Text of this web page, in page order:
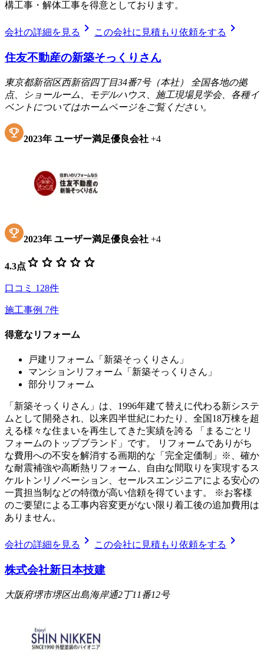
構工事・解体工事を得意としております。
会社の詳細を見る chevron_right この会社に見積もり依頼をする chevron_right
住友不動産の新築そっくりさん
東京都新宿区西新宿四丁目34番7号（本社） 全国各地の拠
点、ショールーム、モデルハウス、施工現場見学会、各種イ
ベントについてはホームページをご覧ください。
2023年 ユーザー満足優良会社 +4
2023年 ユーザー満足優良会社 +4
4.3点 star star star star star
口コミ 128件
施工事例 7件
得意なリフォーム
戸建リフォーム「新築そっくりさん」
マンションリフォーム「新築そっくりさん」
部分リフォーム
「新築そっくりさん」は、1996年建て替えに代わる新システ
ムとして開発され、以来四半世紀にわたり、全国18万棟を超
える様々な住まいを再生してきた実績を誇る 「まるごとリ
フォームのトップブランド」です。 リフォームでありがち
な費用への不安を解消する画期的な「完全定価制」※、確か
な耐震補強や高断熱リフォーム、自由な間取りを実現するス
ケルトンリノベーション、セールスエンジニアによる安心の
一貫担当制などの特徴が高い信頼を得ています。 ※お客様
のご要望による工事内容変更がない限り着工後の追加費用は
ありません。
会社の詳細を見る chevron_right この会社に見積もり依頼をする chevron_right
株式会社新日本技建
大阪府堺市堺区出島海岸通2丁11番12号